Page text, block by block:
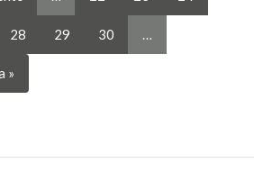
28 29 30
»